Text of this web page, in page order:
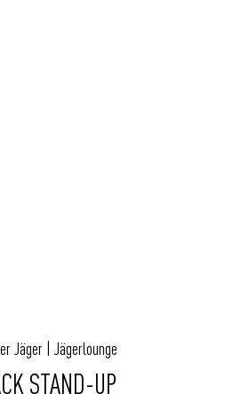
Jäger | Jägerlounge
STAND-UP